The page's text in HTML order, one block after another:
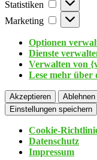
Statistiken
Marketing
Optionen
Dienste
Verwalten von
Lese mehr über
Akzeptieren Ablehnen
Einstellungen speichern
Cookie-
Datenschutz
Impressum